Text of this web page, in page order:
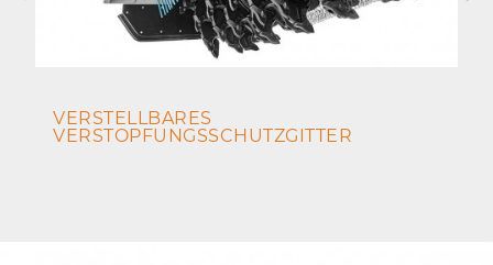
VERSTELLBARES
VERSTOPFUNGSSCHUTZGITTER